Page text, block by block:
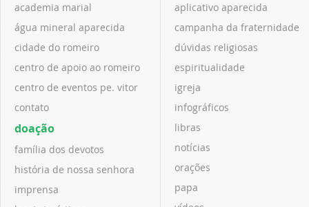
academia marial
água mineral aparecida
cidade do romeiro
centro de apoio ao romeiro
centro de eventos pe. vitor
contato
doação
família dos devotos
história de nossa senhora
imprensa
aplicativo aparecida
campanha da fraternidade
dúvidas religiosas
espiritualidade
igreja
infográficos
libras
notícias
orações
papa